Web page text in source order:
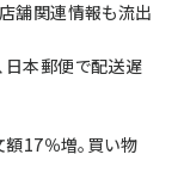
舗関連情報も流出
日本郵便で配送遅
額17％増。買い物